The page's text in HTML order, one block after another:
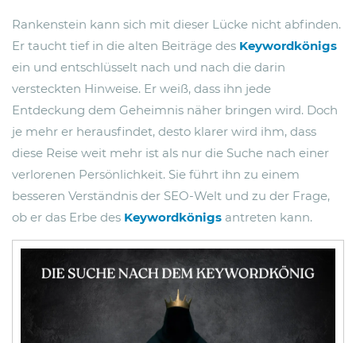
Rankenstein kann sich mit dieser Lücke nicht abfinden.
Er taucht tief in die alten Beiträge des Keywordkönigs
ein und entschlüsselt nach und nach die darin
versteckten Hinweise. Er weiß, dass ihn jede
Entdeckung dem Geheimnis näher bringen wird. Doch
je mehr er herausfindet, desto klarer wird ihm, dass
diese Reise weit mehr ist als nur die Suche nach einer
verlorenen Persönlichkeit. Sie führt ihn zu einem
besseren Verständnis der SEO-Welt und zu der Frage,
ob er das Erbe des Keywordkönigs antreten kann.
Player